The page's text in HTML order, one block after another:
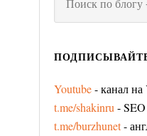
Youtube- канал на
t.me/shakinru -
t.me/burzhunet-